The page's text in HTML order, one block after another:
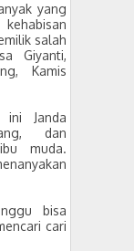
yang
salah
Giyanti,
Kamis
ini Janda
dan
muda.
bisa
cari